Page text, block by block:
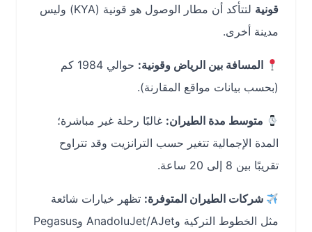
لتتأكد أن مطار الوصول هو قونية (KYA) وليس
مدينة أخرى.
المسافة بين الرياض وقونية:
حوالي 1984 كم
(بحسب بيانات مواقع المقارنة).
متوسط مدة الطيران:غالبًا رحلة غير مباشرة؛
المدة الإجمالية تتغير حسب الترانزيت وقد تتراوح
تقريبًا بين 8 إلى 20 ساعة.
شركات الطيران المتوفرة:تظهر خيارات شائعة
مثل الخطوط التركية وAnadoluJet/AJet وPegasus